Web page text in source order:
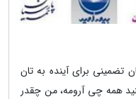
برای آینده به تان
همه چی آرومه، من چقدر